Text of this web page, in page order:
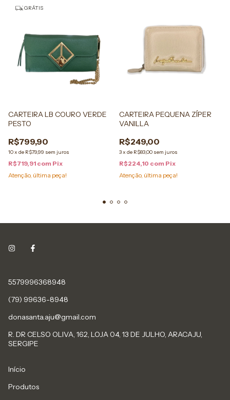
GRÁTIS
CARTEIRA LB COURO VERDE
PESTO
R$799,90
10x de R$79,99 sem juros
R$719,91 com Pix
Atenção, última peça!
CARTEIRA PEQUENA ZÍPER
VANILLA
R$249,00
3x de R$83,00 sem juros
R$224,10 com Pix
Atenção, última peça!
5579996368948
(79) 99636-8948
donasanta.aju@gmail.com
R. DR CELSO OLIVA, 162, LOJA 04, 13 DE JULHO, ARACAJU,
SERGIPE
Início
Produtos